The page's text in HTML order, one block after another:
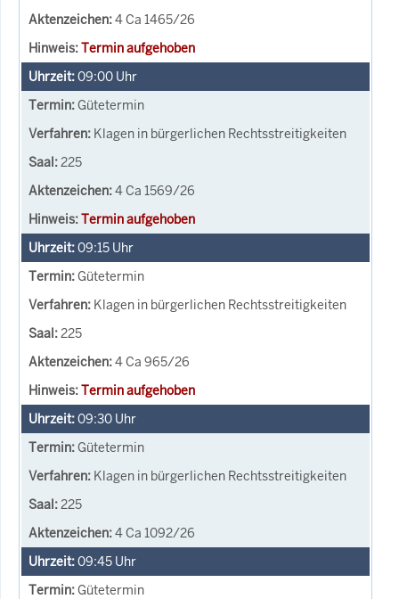
4 Ca 1465/26
Termin aufgehoben
09:00 Uhr
Gütetermin
Klagen in bürgerlichen Rechtsstreitigkeiten
225
4 Ca 1569/26
Termin aufgehoben
09:15 Uhr
Gütetermin
Klagen in bürgerlichen Rechtsstreitigkeiten
225
4 Ca 965/26
Termin aufgehoben
09:30 Uhr
Gütetermin
Klagen in bürgerlichen Rechtsstreitigkeiten
225
4 Ca 1092/26
09:45 Uhr
Gütetermin